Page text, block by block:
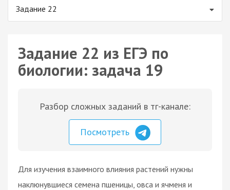
Задание 22
Задание 22 из ЕГЭ по
биологии: задача 19
Разбор сложных заданий в тг-канале:
Посмотреть
Для изучения взаимного влияния растений нужны
наклюнувшиеся семена пшеницы, овса и ячменя и